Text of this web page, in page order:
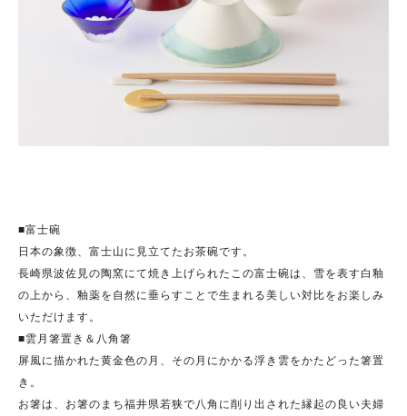
■富士碗
日本の象徴、富士山に見立てたお茶碗です。
長崎県波佐見の陶窯にて焼き上げられたこの富士碗は、雪を表す白釉
の上から、釉薬を自然に垂らすことで生まれる美しい対比をお楽しみ
いただけます。
■雲月箸置き＆八角箸
屏風に描かれた黄金色の月、その月にかかる浮き雲をかたどった箸置
き。
お箸は、お箸のまち福井県若狭で八角に削り出された縁起の良い夫婦